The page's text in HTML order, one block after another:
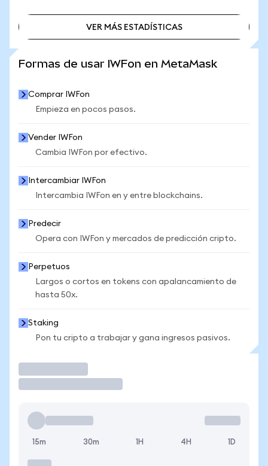
VER MÁS ESTADÍSTICAS
Formas de usar IWFon en MetaMask
Comprar IWFon
Empieza en pocos pasos.
Vender IWFon
Cambia IWFon por efectivo.
Intercambiar IWFon
Intercambia IWFon en y entre blockchains.
Predecir
Opera con IWFon y mercados de predicción cripto.
Perpetuos
Largos o cortos en tokens con apalancamiento de
hasta 50x.
Staking
Pon tu cripto a trabajar y gana ingresos pasivos.
15m 30m 1H 4H 1D